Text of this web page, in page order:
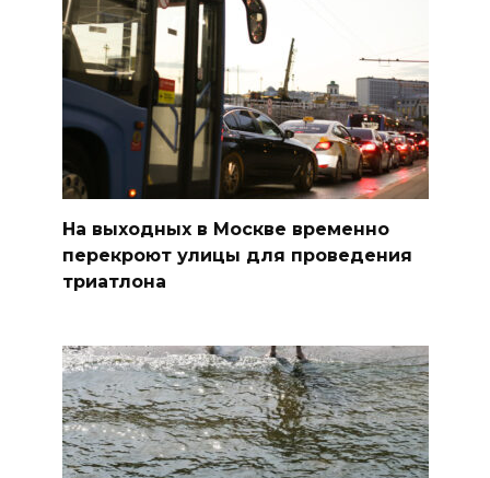
На выходных в Москве временно
перекроют улицы для проведения
триатлона